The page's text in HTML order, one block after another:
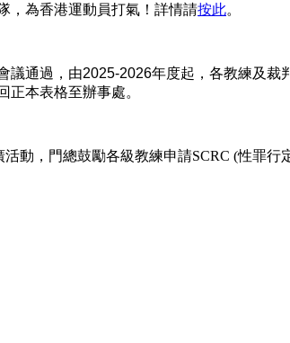
，為香港運動員打氣！詳情請按此。
議通過，由2025-2026年度起，各教練及裁
正本表格至辦事處。
動，門總鼓勵各級教練申請SCRC (性罪